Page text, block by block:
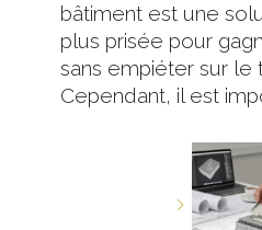
bâtiment est une
plus prisée pour
sans empiéter sur le
Cependant, il est